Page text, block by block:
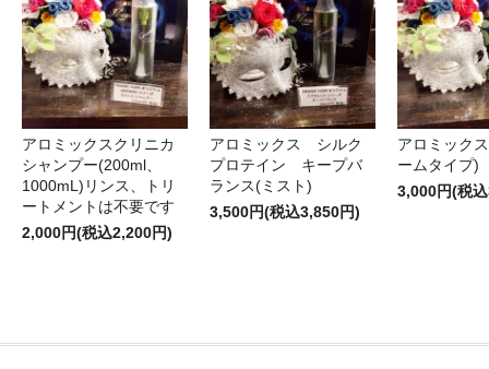
アロミックスクリニカ
シャンプー(200ml、
1000mL)リンス、トリ
ートメントは不要です
2,000円(税込2,200円)
アロミックス シルク
プロテイン キープバ
ランス(ミスト)
3,500円(税込3,850円)
アロミック
ームタイプ)
3,000円(税